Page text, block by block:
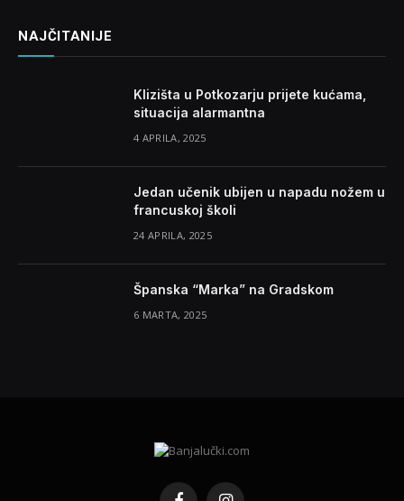
NAJČITANIJE
Klizišta u Potkozarju prijete kućama,
situacija alarmantna
4 APRILA, 2025
Jedan učenik ubijen u napadu nožem u
francuskoj školi
24 APRILA, 2025
Španska “Marka” na Gradskom
6 MARTA, 2025